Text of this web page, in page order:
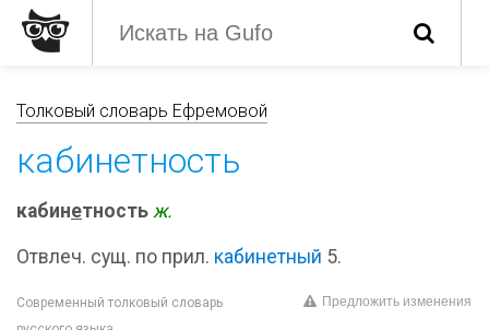
Толковый словарь Ефремовой
кабинетность
кабинетность ж.
Отвлеч. сущ. по прил. кабинетный 5.
Современный толковый словарь
Предложить изменения